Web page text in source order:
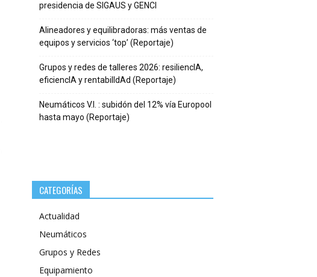
presidencia de SIGAUS y GENCI
Alineadores y equilibradoras: más ventas de
equipos y servicios ‘top’ (Reportaje)
Grupos y redes de talleres 2026: resiliencIA,
eficiencIA y rentabilIdAd (Reportaje)
Neumáticos V.I. : subidón del 12% vía Europool
hasta mayo (Reportaje)
CATEGORÍAS
Actualidad
Neumáticos
Grupos y Redes
Equipamiento